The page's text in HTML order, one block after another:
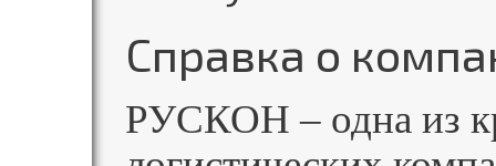
Справка о
РУСКОН – одна из